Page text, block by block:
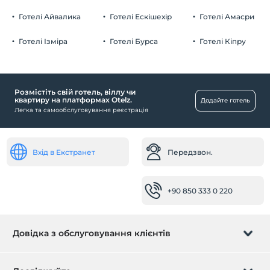
Безкоштовно Громадська автостоянка
Дитина
Дитячий басейн
дитяче крісло в ресторані
Трансфер до / з аеропорту (платний)
Дітям віком до 17 років заборонено перебувати в цьому
Готелі Айвалика
Готелі Ізміра
Готелі Ескішехір
Готелі Бурса
Готелі Амасри
Готелі Кіпру
Розмістіть свій готель, віллу чи
квартиру на платформах Otelz.
Легка та самообслуговування реєстрація
Додайте готель
Вхід в Екстранет Передзвон.
+90 850 333 0 220
Довідка з обслуговування клієнтів
Керуйте бронюванням